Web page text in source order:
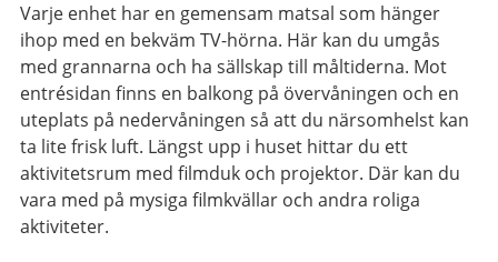
Varje enhet har en gemensam matsal som hänger
ihop med en bekväm TV-hörna. Här kan du umgås
med grannarna och ha sällskap till måltiderna. Mot
entrésidan finns en balkong på övervåningen och en
uteplats på nedervåningen så att du närsomhelst kan
ta lite frisk luft. Längst upp i huset hittar du ett
aktivitetsrum med filmduk och projektor. Där kan du
vara med på mysiga filmkvällar och andra roliga
aktiviteter.